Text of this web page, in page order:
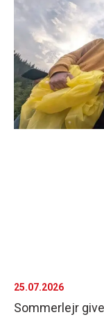
Sommerlejr
25.07.2026